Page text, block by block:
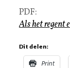
PDF:
Als het regent
Dit delen:
Print